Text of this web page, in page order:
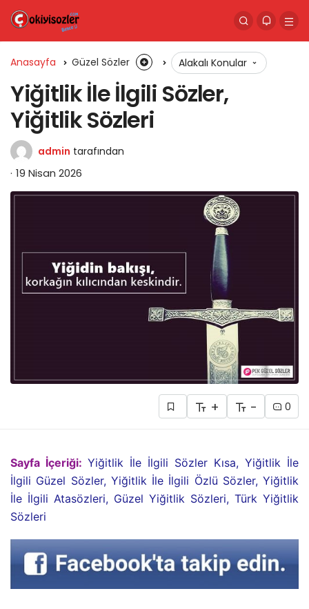
Anasayfa Güzel Sözler Alakalı Konular
Yiğitlik İle İlgili Sözler,
Yiğitlik Sözleri
admin tarafından
19 Nisan 2026
+ - 0
Sayfa İçeriği: Yiğitlik İle İlgili Sözler Kısa, Yiğitlik İle
İlgili Güzel Sözler, Yiğitlik İle İlgili Özlü Sözler, Yiğitlik
İle İlgili Atasözleri, Güzel Yiğitlik Sözleri, Türk Yiğitlik
Sözleri